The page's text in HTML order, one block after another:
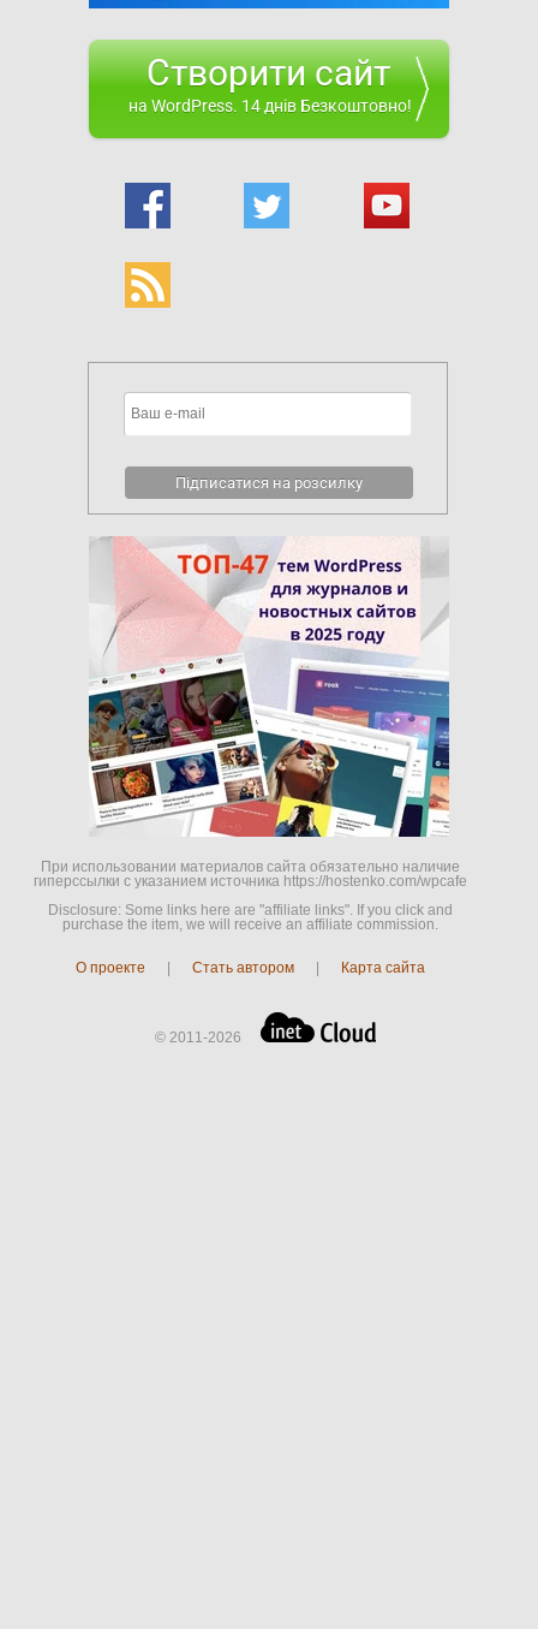
Створити сайт
на WordPress. 14 днів Безкоштовно!
При использовании материалов сайта обязательно наличие
гиперссылки c указанием источника https://hostenko.com/wpcafe
Disclosure: Some links here are "affiliate links". If you click and
purchase the item, we will receive an affiliate commission.
О проекте | Стать автором | Карта сайта
© 2011-2026